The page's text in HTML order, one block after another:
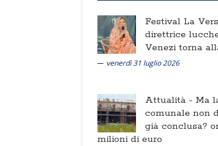
Festival La
direttrice
Venezi torna
venerdì 31 luglio 2026
Attualità - Ma
comunale non
già conclusa?
milioni di euro